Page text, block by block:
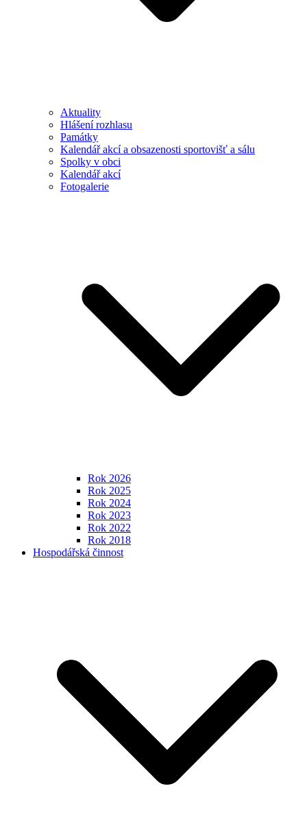
Aktuality
Hlášení rozhlasu
Památky
Kalendář akcí a obsazenosti sportovišť a sálu
Spolky v obci
Kalendář akcí
Fotogalerie
Rok 2026
Rok 2025
Rok 2024
Rok 2023
Rok 2022
Rok 2018
Hospodářská činnost